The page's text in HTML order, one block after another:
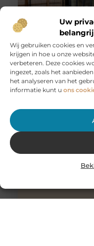
Uw
Wij gebruiken cookies en
krijgen in hoe u onze
verbeteren. Deze cookies
ingezet, zoals het
het analyseren van het
informatie kunt u ons
Huur een aanhanger
Voor elk vervoer de
Bij JobCar in Etten-
het huren van